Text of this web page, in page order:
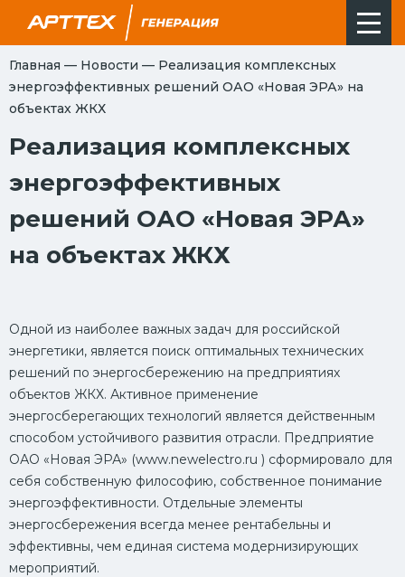
Главная — Новости — Реализация комплексных
энергоэффективных решений ОАО «Новая ЭРА» на
объектах ЖКХ
Реализация комплексных
энергоэффективных
решений ОАО «Новая ЭРА»
на объектах ЖКХ
Одной из наиболее важных задач для российской
энергетики, является поиск оптимальных технических
решений по энергосбережению на предприятиях
объектов ЖКХ. Активное применение
энергосберегающих технологий является действенным
способом устойчивого развития отрасли. Предприятие
ОАО «Новая ЭРА» (www.newelectro.ru ) сформировало для
себя собственную философию, собственное понимание
энергоэффективности. Отдельные элементы
энергосбережения всегда менее рентабельны и
эффективны, чем единая система модернизирующих
мероприятий.